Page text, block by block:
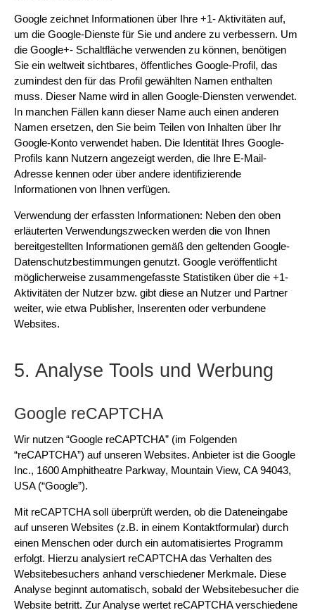
Google zeichnet Informationen über Ihre +1- Aktivitäten auf,
um die Google-Dienste für Sie und andere zu verbessern. Um
die Google+- Schaltfläche verwenden zu können, benötigen
Sie ein weltweit sichtbares, öffentliches Google-Profil, das
zumindest den für das Profil gewählten Namen enthalten
muss. Dieser Name wird in allen Google-Diensten verwendet.
In manchen Fällen kann dieser Name auch einen anderen
Namen ersetzen, den Sie beim Teilen von Inhalten über Ihr
Google-Konto verwendet haben. Die Identität Ihres Google-
Profils kann Nutzern angezeigt werden, die Ihre E-Mail-
Adresse kennen oder über andere identifizierende
Informationen von Ihnen verfügen.
Verwendung der erfassten Informationen: Neben den oben
erläuterten Verwendungszwecken werden die von Ihnen
bereitgestellten Informationen gemäß den geltenden Google-
Datenschutzbestimmungen genutzt. Google veröffentlicht
möglicherweise zusammengefasste Statistiken über die +1-
Aktivitäten der Nutzer bzw. gibt diese an Nutzer und Partner
weiter, wie etwa Publisher, Inserenten oder verbundene
Websites.
5. Analyse Tools und Werbung
Google reCAPTCHA
Wir nutzen “Google reCAPTCHA” (im Folgenden
“reCAPTCHA”) auf unseren Websites. Anbieter ist die Google
Inc., 1600 Amphitheatre Parkway, Mountain View, CA 94043,
USA (“Google”).
Mit reCAPTCHA soll überprüft werden, ob die Dateneingabe
auf unseren Websites (z.B. in einem Kontaktformular) durch
einen Menschen oder durch ein automatisiertes Programm
erfolgt. Hierzu analysiert reCAPTCHA das Verhalten des
Websitebesuchers anhand verschiedener Merkmale. Diese
Analyse beginnt automatisch, sobald der Websitebesucher die
Website betritt. Zur Analyse wertet reCAPTCHA verschiedene